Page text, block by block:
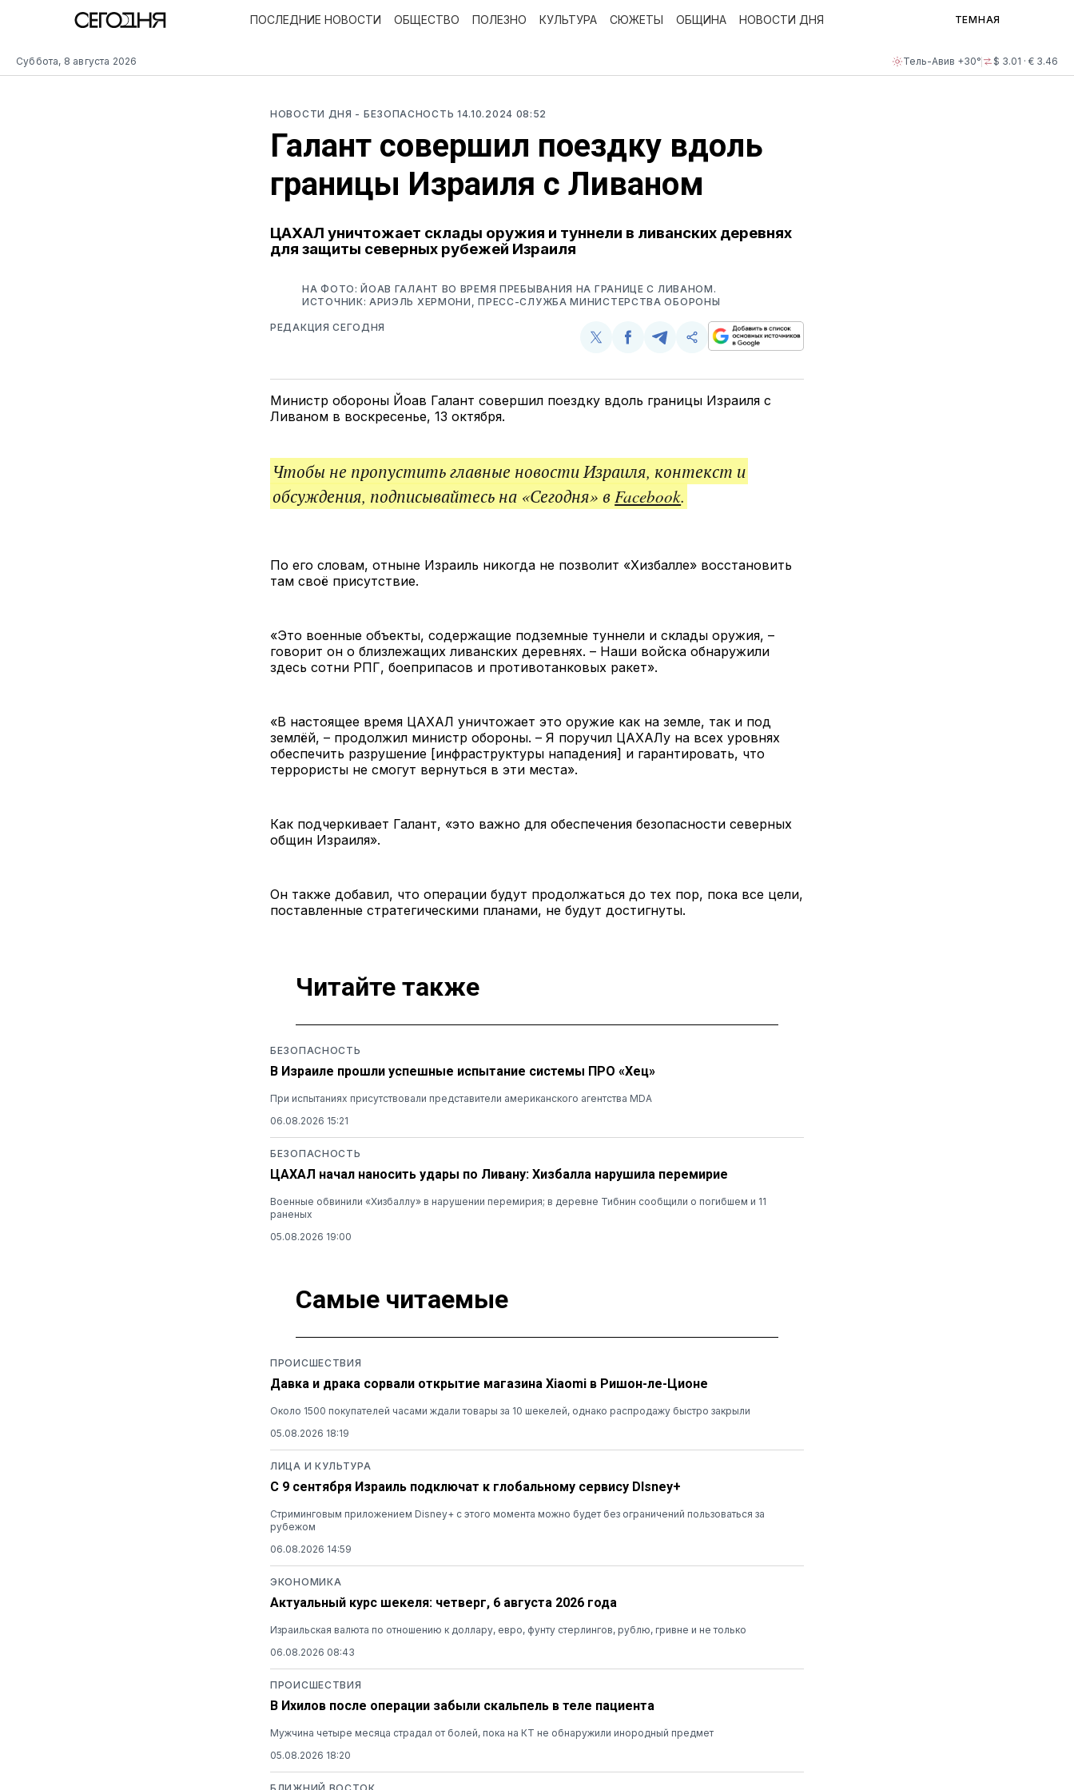
Суббота, 8 августа 2026 Тель-Авив +30° $ 3.01 · € 3.46
ПОСЛЕДНИЕ НОВОСТИ ОБЩЕСТВО ПОЛЕЗНО КУЛЬТУРА СЮЖЕТЫ ОБЩИНА НОВОСТИ ДНЯ ТЕМНАЯ
НОВОСТИ ДНЯ - БЕЗОПАСНОСТЬ 14.10.2024 08:52
Галант совершил поездку вдоль
границы Израиля с Ливаном
ЦАХАЛ уничтожает склады оружия и туннели в ливанских деревнях
для защиты северных рубежей Израиля
НА ФОТО: ЙОАВ ГАЛАНТ ВО ВРЕМЯ ПРЕБЫВАНИЯ НА ГРАНИЦЕ С ЛИВАНОМ.
ИСТОЧНИК: АРИЭЛЬ ХЕРМОНИ, ПРЕСС-СЛУЖБА МИНИСТЕРСТВА ОБОРОНЫ
РЕДАКЦИЯ СЕГОДНЯ
Поделиться
Twitter
Поделиться
Facebook
Поделиться
Telegram
Скопируйте
поделитесь
ссылкой
Министр обороны Йоав Галант совершил поездку вдоль границы Израиля с
Ливаном в воскресенье, 13 октября.
Чтобы не пропустить главные новости Израиля, контекст и
обсуждения, подписывайтесь на «Сегодня» вFacebook.
По его словам, отныне Израиль никогда не позволит «Хизбалле» восстановить
там своё присутствие.
«Это военные объекты, содержащие подземные туннели и склады оружия, –
говорит он о близлежащих ливанских деревнях. – Наши войска обнаружили
здесь сотни РПГ, боеприпасов и противотанковых ракет».
«В настоящее время ЦАХАЛ уничтожает это оружие как на земле, так и под
землёй, – продолжил министр обороны. – Я поручил ЦАХАЛу на всех уровнях
обеспечить разрушение [инфраструктуры нападения] и гарантировать, что
террористы не смогут вернуться в эти места».
Как подчеркивает Галант, «это важно для обеспечения безопасности северных
общин Израиля».
Он также добавил, что операции будут продолжаться до тех пор, пока все цели,
поставленные стратегическими планами, не будут достигнуты.
Читайте также
БЕЗОПАСНОСТЬ
В Израиле прошли успешные испытание системы ПРО «Хец»
При испытаниях присутствовали представители американского агентства MDA
06.08.2026 15:21
БЕЗОПАСНОСТЬ
ЦАХАЛ начал наносить удары по Ливану: Хизбалла нарушила перемирие
Военные обвинили «Хизбаллу» в нарушении перемирия; в деревне Тибнин сообщили о погибшем и 11
раненых
05.08.2026 19:00
Самые читаемые
ПРОИСШЕСТВИЯ
Давка и драка сорвали открытие магазина Xiaomi в Ришон-ле-Ционе
Около 1500 покупателей часами ждали товары за 10 шекелей, однако распродажу быстро закрыли
05.08.2026 18:19
ЛИЦА И КУЛЬТУРА
С 9 сентября Израиль подключат к глобальному сервису DIsney+
Стриминговым приложением Disney+ с этого момента можно будет без ограничений пользоваться за
рубежом
06.08.2026 14:59
ЭКОНОМИКА
Актуальный курс шекеля: четверг, 6 августа 2026 года
Израильская валюта по отношению к доллару, евро, фунту стерлингов, рублю, гривне и не только
06.08.2026 08:43
ПРОИСШЕСТВИЯ
В Ихилов после операции забыли скальпель в теле пациента
Мужчина четыре месяца страдал от болей, пока на КТ не обнаружили инородный предмет
05.08.2026 18:20